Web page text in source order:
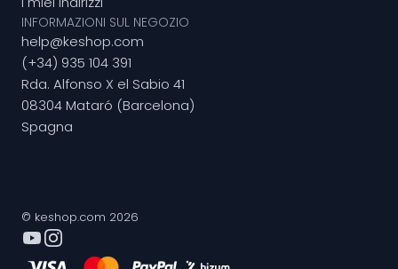
INFORMAZIONI SUL NEGOZIO
help@keshop.com
(+34) 935 104 391
Rda. Alfonso X el Sabio 41
08304 Mataró (Barcelona)
Spagna
© keshop.com 2026